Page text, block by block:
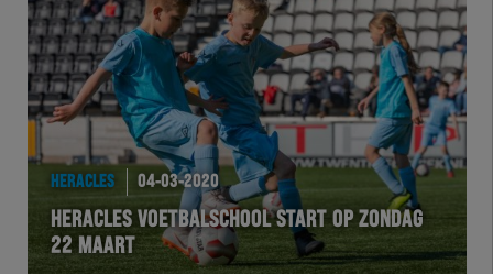
Natuurgras
Wedstrijd
BusinessClub
Foundation
HERACLES 04-03-2020
HERACLES VOETBALSCHOOL START OP ZONDAG
22 MAART